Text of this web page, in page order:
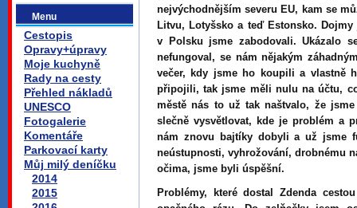
Menu
Cestopis
Opravy+úpravy
Moje kuchyně
Rady na cesty
Přehled nákladů
UNESCO
Fotogalerie
Komentáře
Parkovací karty
Můj milý deníčku
2014
2015
nejvýchodnějším severu EU, kam se
Litvu, Lotyšsko a teď Estonsko.
v Polsku jsme zabodovali. Ukázalo
nefungoval, se nám nějakým
večer, kdy jsme ho koupili a vlastně
připojili, tak jsme měli nulu na účtu,
městě nás to už tak naštvalo, že
slečně vysvětlovat, kde je problém a
nám znovu bajtíky dobyli a už jsme
neústupnosti, vyhrožování, drobnému
očima, jsme byli úspěšní.
Problémy, které dostal Zdenda